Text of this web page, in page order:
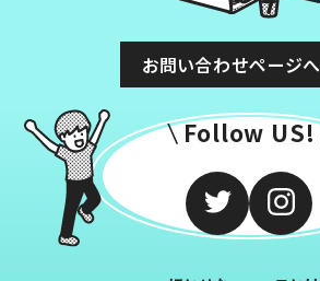
お問い合わせページへ
Follow US!